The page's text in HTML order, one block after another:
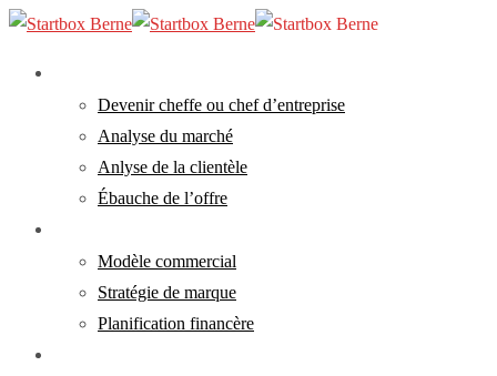
Skip
content
search
Menu
Devenir cheffe ou chef d’entreprise
Analyse du marché
Anlyse de la clientèle
Ébauche de l’offre
Modèle commercial
Stratégie de marque
Planification financère